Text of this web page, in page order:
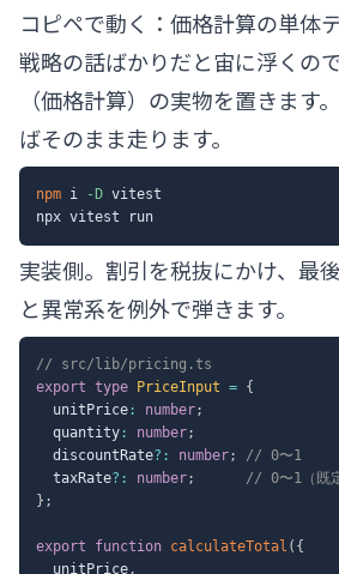
コピペで動く：価格計算の単体
戦略の話ばかりだと宙に浮くの
（価格計算）の実物を置きます。
ばそのまま走ります。
npm i -D vitest
実装側。割引を税抜にかけ、最
と異常系を例外で弾きます。
// src/lib/pricing.ts
export type PriceInput = {
  unitPrice
: number;
  quantity
: number;
  discountRate
? : number;
// 0〜1
  taxRate
? : number;
// 0〜1（既定
} ;
export function calculateTotal ( {
  unitPrice
,